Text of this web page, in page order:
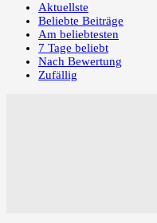
Aktuellste
Beliebte Beiträge
Am beliebtesten
7 Tage beliebt
Nach Bewertung
Zufällig